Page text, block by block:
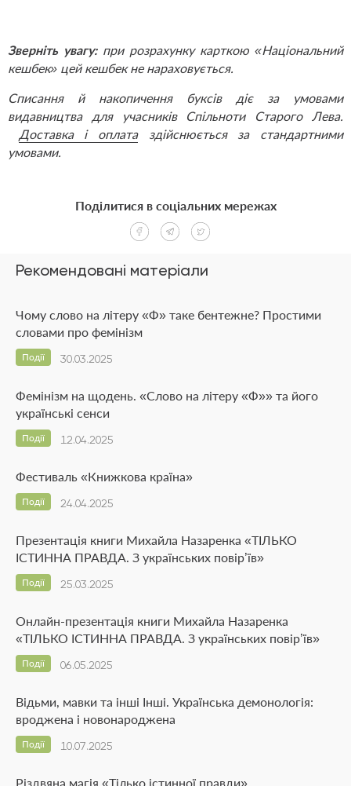
Зверніть увагу:при розрахунку карткою «Національний
кешбек» цей кешбек не нараховується.
Списання й накопичення буксів діє за умовами
видавництва
для учасників Спільноти Старого Лева.
Доставка і оплатаздійснюється за стандартними
умовами.
Рекомендовані матеріали
Чому слово на літеру «Ф» таке бентежне? Простими
словами про фемінізм
30.03.2025
Події
Фемінізм на щодень. «Слово на літеру «Ф»» та його
українські сенси
12.04.2025
Події
Фестиваль «Книжкова країна»
24.04.2025
Події
Презентація книги Михайла Назаренка «ТІЛЬКО
ІСТИННА ПРАВДА. З українських повір’їв»
25.03.2025
Події
Онлайн-презентація книги Михайла Назаренка
«ТІЛЬКО ІСТИННА ПРАВДА. З українських повір’їв»
06.05.2025
Події
Відьми, мавки та інші Інші. Українська демонологія:
вроджена і новонароджена
10.07.2025
Події
Різдвяна магія «Тілько істинної правди»
Поділитися в соціальних мережах